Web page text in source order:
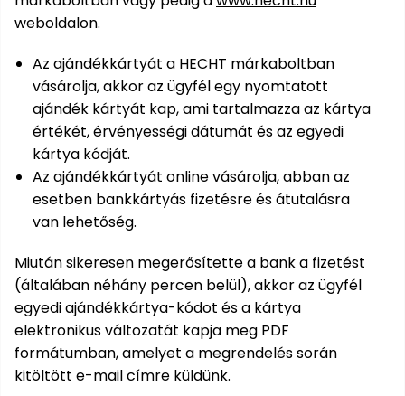
Benzinmotoros
Háromkerekű
fűnyíró
Alternáló
fűkasza
Tárcsás
fűnyíró
Tartozékok
fűnyírókhoz
Fűkasza
Kapálógép
ACCU
Program
HECHT
1278
program
HECHT
6260
akku
program
Sövényvágó
Fűrészek
Kerti
Kerti
házak
Lámpák
Napernyők
Napozó
ágyak
padok
Tartozékok
rönkhasítóktartozékok
Tömlők
Tömlőkocsik,
tömlőtartók
Tartozékok
Hóeke
Hócipő
Jégtörő
Magvak
szőtt
textíliák
Növényvédelem
Egyéb
Háti
Fűrészek
Komposztálók
Metszőollók
Sövényvágó
ollók
Elektromos
Barkácsgépek
Gérvágó
Gyalugép
Habarcskeverő
Körfűrész
Sarokcsiszoló,
polírozó
Szúrófűrész
Tartozékok
gépek
Betonkeverők
Kiegészítők
Védőeszközök
Fűtőberendezések
Hamuporszívók
Hegesztők
HECHT
1278
program
HECHT
6260
akku
program
Elektromos
motor
Bukósisakok
Akkumulátorok
Rollerek,
hoverboardok
Bukósisakok
Méret
Medencék
és
szaunák
Robotporszívók
kefék,
porszívók
Vízkezelés
Vízvizsgálók
Vízi
játékok
Egyéb
Gyermekjátékok
alatti
robogók
Kisállat
kellékek
Kutyaházak
Nyúlketrecek
Szőrmeápolás
PROMINENT
állateledel
Ajándékkártya
VIP
weboldalon.
Az ajándékkártyát a HECHT márkaboltban
vásárolja, akkor az ügyfél egy nyomtatott
ajándék kártyát kap, ami tartalmazza az kártya
értékét, érvényességi dátumát és az egyedi
kártya kódját.
Az ajándékkártyát online vásárolja, abban az
esetben bankkártyás fizetésre és átutalásra
van lehetőség.
Miután sikeresen megerősítette a bank a fizetést
(általában néhány percen belül), akkor az ügyfél
egyedi ajándékkártya-kódot és a kártya
elektronikus változatát kapja meg PDF
formátumban, amelyet a megrendelés során
kitöltött e-mail címre küldünk.